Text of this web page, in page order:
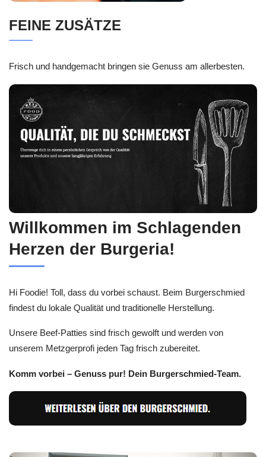
FEINE ZUSÄTZE
Frisch und handgemacht bringen sie Genuss am allerbesten.
Willkommen im Schlagenden
Herzen der Burgeria!
Hi Foodie! Toll, dass du vorbei schaust. Beim Burgerschmied
findest du lokale Qualität und traditionelle Herstellung.
Unsere Beef-Patties sind frisch gewolft und werden von
unserem Metzgerprofi jeden Tag frisch zubereitet.
Komm vorbei – Genuss pur! Dein Burgerschmied-Team.